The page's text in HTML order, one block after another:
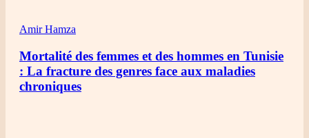
Amir Hamza
Mortalité des femmes et des hommes en Tunisie
: La fracture des genres face aux maladies
chroniques